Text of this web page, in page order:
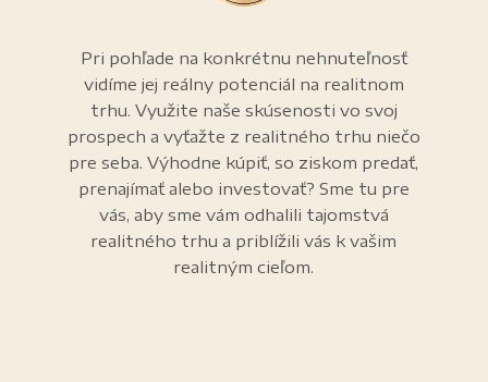
Pri pohľade na konkrétnu nehnuteľnosť
vidíme jej reálny potenciál na realitnom
trhu. Využite naše skúsenosti vo svoj
prospech a vyťažte z realitného trhu niečo
pre seba. Výhodne kúpiť, so ziskom predať,
prenajímať alebo investovať? Sme tu pre
vás, aby sme vám odhalili tajomstvá
realitného trhu a priblížili vás k vašim
realitným cieľom.